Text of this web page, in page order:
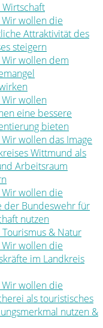
wollen die
Attraktivität des
steigern
wollen dem
wollen
eine bessere
bieten
wollen das Image
Wittmund als
Arbeitsraum
wollen die
der Bundeswehr für
nutzen
& Natur
wollen die
im Landkreis
wollen die
als touristisches
nutzen &